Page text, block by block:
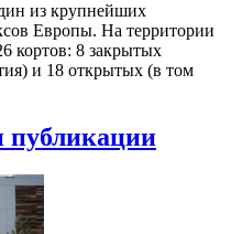
из крупнейших
Европы. На территории
кортов: 8 закрытых
и 18 открытых (в том
публикации